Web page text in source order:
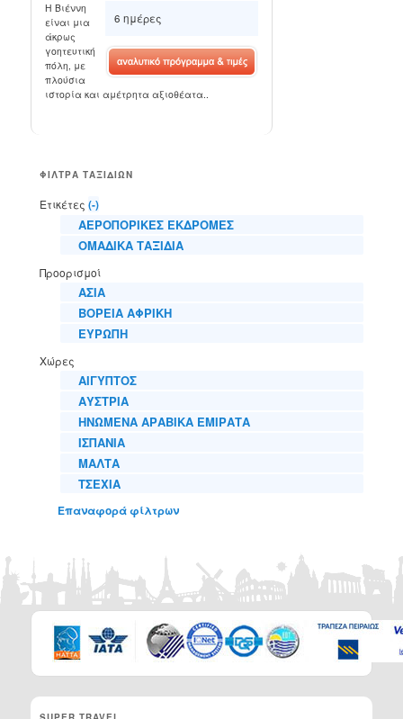
6 ημέρες
Η Βιέννη
είναι μια
άκρως
γοητευτική
πόλη, με
πλούσια
ιστορία και αμέτρητα αξιοθέατα..
ΦΙΛΤΡΑ ΤΑΞΙΔΙΩΝ
Ετικέτες(-)
ΑΕΡΟΠΟΡΙΚΕΣ ΕΚΔΡΟΜΕΣ
ΟΜΑΔΙΚΑ ΤΑΞΙΔΙΑ
Προορισμοί
ΑΣΙΑ
ΒΟΡΕΙΑ ΑΦΡΙΚΗ
ΕΥΡΩΠΗ
Χώρες
ΑΙΓΥΠΤΟΣ
ΑΥΣΤΡΙΑ
ΗΝΩΜΕΝΑ ΑΡΑΒΙΚΑ ΕΜΙΡΑΤΑ
ΙΣΠΑΝΙΑ
ΜΑΛΤΑ
ΤΣΕΧΙΑ
Επαναφορά φίλτρων